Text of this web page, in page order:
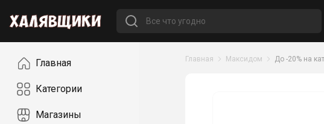
НавигацияГлавная
Категории
Магазины
Главная Максидом До -20% на